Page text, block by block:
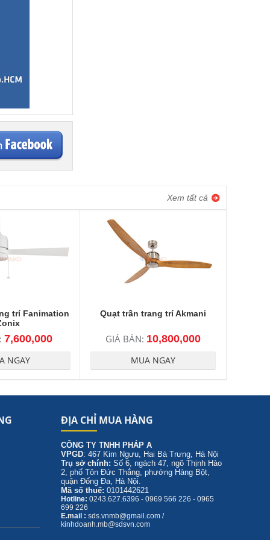
Xem tất cả
trí Fanimation
7,600,000
NGAY
Quạt trần trang trí Akmani
GIÁ BÁN: 10,800,000
MUA NGAY
ĐỊA CHỈ MUA HÀNG
CÔNG TY TNHH PHÁP A
VPGD: 467 Kim Ngưu, Hai Bà Trưng, Hà Nội
Trụ sở chính: Số 6, ngách 47, ngõ Thịnh Hào
2, phố Tôn Đức Thắng, phướng Hàng Bột,
quận Đống Đa, Hà Nội.
Mã số thuế: 0101442621
Hotline: 0243.627.6396 - 0969 566 226 - 0965
699 226
E.mail : sds.vnmb@gmail.com /
kinhdoanh.mb@sdsvn.com